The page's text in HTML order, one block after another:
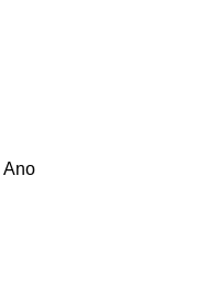
Ano